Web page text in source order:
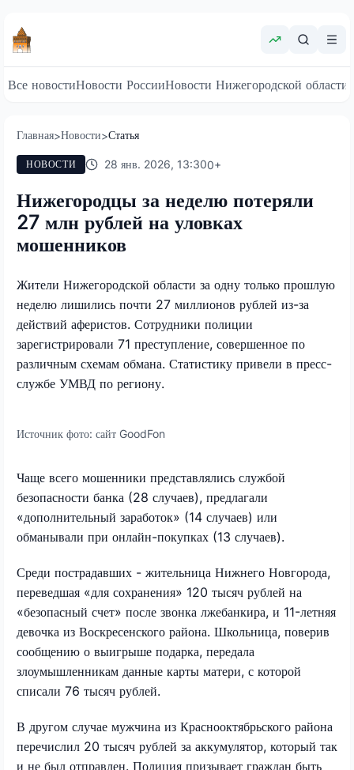
Все новостиНовости РоссииНовости Нижегородской области
Главная>Новости>Статья
НОВОСТИ 28 янв. 2026, 13:300+
Нижегородцы за неделю потеряли
27 млн рублей на уловках
мошенников
Жители Нижегородской области за одну только прошлую
неделю лишились почти 27 миллионов рублей из-за
действий аферистов. Сотрудники полиции
зарегистрировали 71 преступление, совершенное по
различным схемам обмана. Статистику привели в пресс-
службе УМВД по региону.
Источник фото: сайт GoodFon
Чаще всего мошенники представлялись службой
безопасности банка (28 случаев), предлагали
«дополнительный заработок» (14 случаев) или
обманывали при онлайн-покупках (13 случаев).
Среди пострадавших - жительница Нижнего Новгорода,
переведшая «для сохранения» 120 тысяч рублей на
«безопасный счет» после звонка лжебанкира, и 11-летняя
девочка из Воскресенского района. Школьница, поверив
сообщению о выигрыше подарка, передала
злоумышленникам данные карты матери, с которой
списали 76 тысяч рублей.
В другом случае мужчина из Краснооктябрьского района
перечислил 20 тысяч рублей за аккумулятор, который так
и не был отправлен. Полиция призывает граждан быть